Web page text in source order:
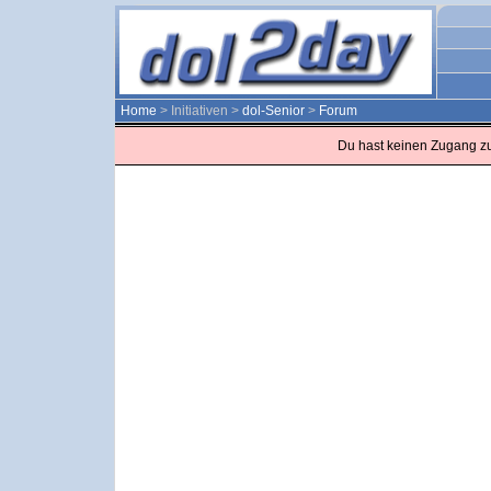
Home > Initiativen > dol-Senior > Forum
Du hast keinen Zugang